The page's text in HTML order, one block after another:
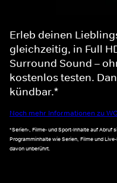
Erleb deinen
gleichzeitig, in Full
Surround Sound –
kostenlos testen.
kündbar.*
Noch mehr Informationen zu
*Serien-, Filme- und Sport-Inhalte auf Abruf
Programminhalte wie Serien, Filme und
davon unberührt.